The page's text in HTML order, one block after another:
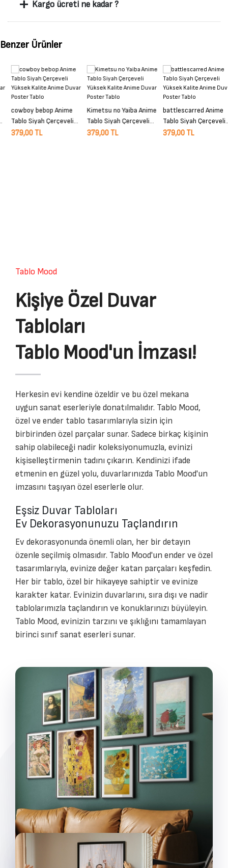
Kargo ücreti ne kadar ?
Benzer Ürünler
cowboy bebop Anime
Tablo Siyah Çerçeveli
Yüksek Kalite Anime
379,00 TL
Kimetsu no Yaiba Anime
Tablo Siyah Çerçeveli
Yüksek Kalite Anime
379,00 TL
battlescarred Anime
Tablo Siyah Çerçeveli
Yüksek Kalite Anime
379,00 TL
Tablo Mood
Kişiye Özel Duvar
Tabloları
Tablo Mood'un İmzası!
Herkesin evi kendine özeldir ve bu özel mekana
uygun sanat eserleriyle donatılmalıdır. Tablo Mood,
özel ve ender tablo tasarımlarıyla sizin için
birbirinden özel parçalar sunar. Sadece birkaç kişinin
sahip olabileceği nadir koleksiyonumuzla, evinizi
kişiselleştirmenin tadını çıkarın. Kendinizi ifade
etmenin en güzel yolu, duvarlarınızda Tablo Mood'un
imzasını taşıyan özel eserlerle olur.
Eşsiz Duvar Tabloları
Ev Dekorasyonunuzu Taçlandırın
Ev dekorasyonunda önemli olan, her bir detayın
özenle seçilmiş olmasıdır. Tablo Mood'un ender ve özel
tasarımlarıyla, evinize değer katan parçaları keşfedin.
Her bir tablo, özel bir hikayeye sahiptir ve evinize
karakter katar. Evinizin duvarlarını, sıra dışı ve nadir
tablolarımızla taçlandırın ve konuklarınızı büyüleyin.
Tablo Mood, evinizin tarzını ve şıklığını tamamlayan
birinci sınıf sanat eserleri sunar.